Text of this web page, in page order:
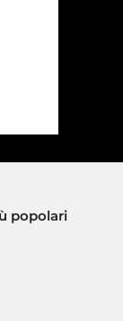
popolari